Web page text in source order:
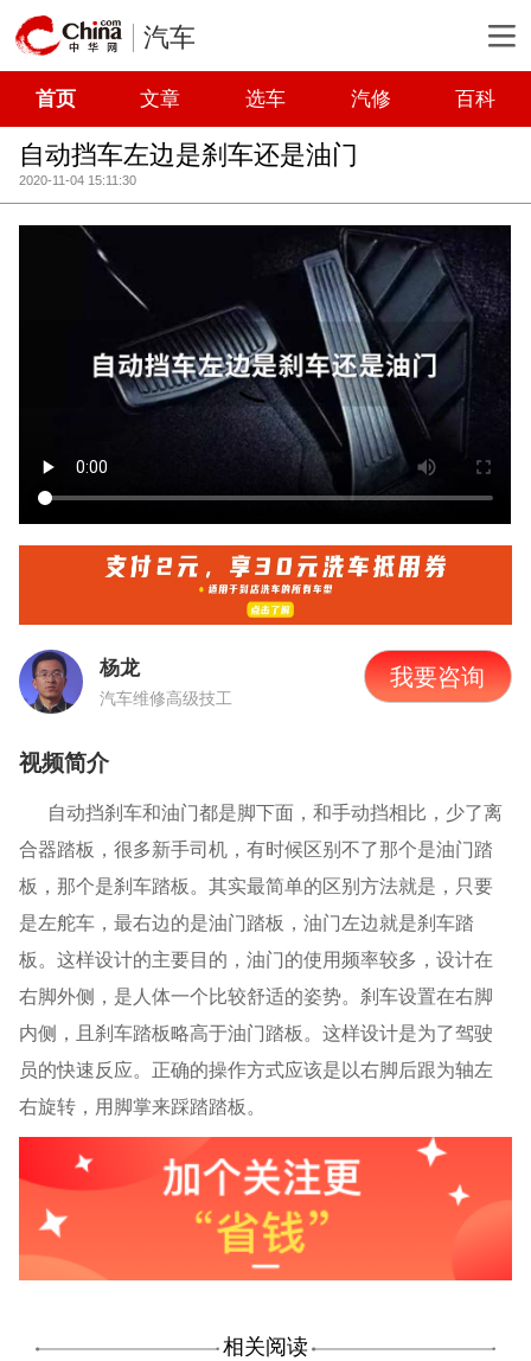
汽车
首页 文章 选车 汽修 百科
自动挡车左边是刹车还是油门
2020-11-04 15:11:30
杨龙
汽车维修高级技工
我要咨询
视频简介
自动挡刹车和油门都是脚下面，和手动挡相比，少了离
合器踏板，很多新手司机，有时候区别不了那个是油门踏
板，那个是刹车踏板。其实最简单的区别方法就是，只要
是左舵车，最右边的是油门踏板，油门左边就是刹车踏
板。这样设计的主要目的，油门的使用频率较多，设计在
右脚外侧，是人体一个比较舒适的姿势。刹车设置在右脚
内侧，且刹车踏板略高于油门踏板。这样设计是为了驾驶
员的快速反应。正确的操作方式应该是以右脚后跟为轴左
右旋转，用脚掌来踩踏踏板。
相关阅读